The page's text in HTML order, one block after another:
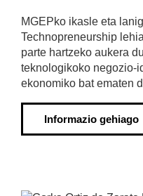
MGEPko ikasle eta
Technopreneurship
parte hartzeko aukera
teknologikoko negozio-
ekonomiko bat ematen
Informazio gehiago